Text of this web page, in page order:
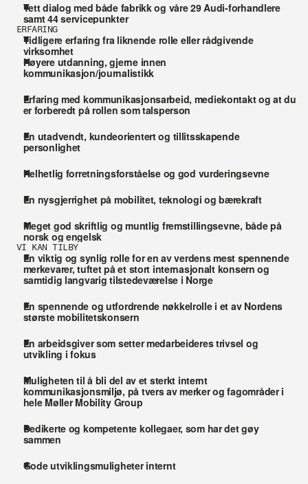
Tett dialog med både fabrikk og våre 29 Audi-forhandlere
samt 44 servicepunkter
ERFARING
Tidligere erfaring fra liknende rolle eller rådgivende
virksomhet
Høyere utdanning, gjerne innen
kommunikasjon/journalistikk
Erfaring med kommunikasjonsarbeid, mediekontakt og at du
er forberedt på rollen som talsperson
En utadvendt, kundeorientert og tillitsskapende
personlighet
Helhetlig forretningsforståelse og god vurderingsevne
En nysgjerrighet på mobilitet, teknologi og bærekraft
Meget god skriftlig og muntlig fremstillingsevne, både på
norsk og engelsk
VI KAN TILBY
En viktig og synlig rolle for en av verdens mest spennende
merkevarer, tuftet på et stort internasjonalt konsern og
samtidig langvarig tilstedeværelse i Norge
En spennende og utfordrende nøkkelrolle i et av Nordens
største mobilitetskonsern
En arbeidsgiver som setter medarbeideres trivsel og
utvikling i fokus
Muligheten til å bli del av et sterkt internt
kommunikasjonsmiljø, på tvers av merker og fagområder i
hele Møller Mobility Group
Dedikerte og kompetente kollegaer, som har det gøy
sammen
Gode utviklingsmuligheter internt